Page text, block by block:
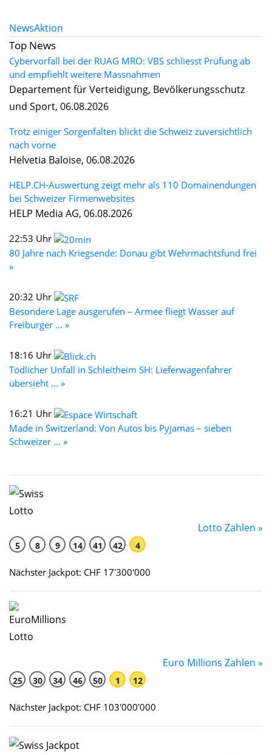
NewsAktion
Top News
Cybervorfall bei der RUAG MRO: VBS schliesst Prüfung ab
und empfiehlt weitere Massnahmen
Departement für Verteidigung, Bevölkerungsschutz
und Sport, 06.08.2026
Trotz einiger Sorgenfalten blickt die Schweiz zuversichtlich
nach vorne
Helvetia Baloise, 06.08.2026
HELP.CH-Auswertung zeigt mehr als 110 Domainendungen
bei Schweizer Firmenwebsites
HELP Media AG, 06.08.2026
22:53 Uhr
80 Jahre nach Kriegsende: Donau gibt Wehrmachtsfund frei
»
20:32 Uhr
Besondere Lage ausgerufen – Armee fliegt Wasser auf
Freiburger ... »
18:16 Uhr
Tödlicher Unfall in Schleitheim SH: Lieferwagenfahrer
übersieht ... »
16:21 Uhr
Made in Switzerland: Von Autos bis Pyjamas – sieben
Schweizer ... »
Lotto Zahlen »
5 8 9 14 41 42 4
Nächster Jackpot: CHF 17'300'000
Euro Millions Zahlen »
25 30 34 46 50 1 12
Nächster Jackpot: CHF 103'000'000